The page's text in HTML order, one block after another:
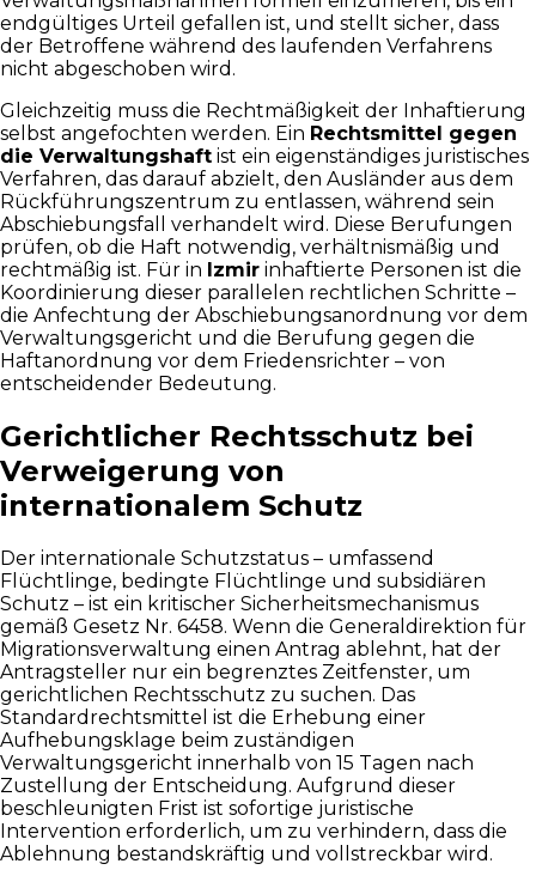
endgültiges Urteil gefallen ist, und stellt sicher, dass
der Betroffene während des laufenden Verfahrens
nicht abgeschoben wird.
Gleichzeitig muss die Rechtmäßigkeit der Inhaftierung
selbst angefochten werden. Ein Rechtsmittel gegen
die Verwaltungshaft ist ein eigenständiges juristisches
Verfahren, das darauf abzielt, den Ausländer aus dem
Rückführungszentrum zu entlassen, während sein
Abschiebungsfall verhandelt wird. Diese Berufungen
prüfen, ob die Haft notwendig, verhältnismäßig und
rechtmäßig ist. Für in Izmir inhaftierte Personen ist die
Koordinierung dieser parallelen rechtlichen Schritte –
die Anfechtung der Abschiebungsanordnung vor dem
Verwaltungsgericht und die Berufung gegen die
Haftanordnung vor dem Friedensrichter – von
entscheidender Bedeutung.
Gerichtlicher Rechtsschutz bei
Verweigerung von
internationalem Schutz
Der internationale Schutzstatus – umfassend
Flüchtlinge, bedingte Flüchtlinge und subsidiären
Schutz – ist ein kritischer Sicherheitsmechanismus
gemäß Gesetz Nr. 6458. Wenn die Generaldirektion für
Migrationsverwaltung einen Antrag ablehnt, hat der
Antragsteller nur ein begrenztes Zeitfenster, um
gerichtlichen Rechtsschutz zu suchen. Das
Standardrechtsmittel ist die Erhebung einer
Aufhebungsklage beim zuständigen
Verwaltungsgericht innerhalb von 15 Tagen nach
Zustellung der Entscheidung. Aufgrund dieser
beschleunigten Frist ist sofortige juristische
Intervention erforderlich, um zu verhindern, dass die
Ablehnung bestandskräftig und vollstreckbar wird.